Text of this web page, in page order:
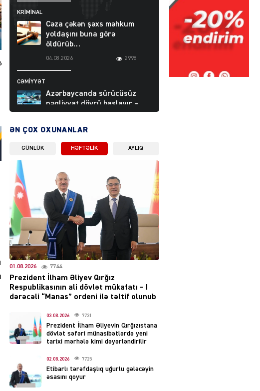
KRIMINAL
Cəza çəkən şəxs məhkum
yoldaşını buna görə
öldürüb…
04.08.2026 2998
CƏMIYYƏT
Azərbaycanda sürücüsüz
nəqliyyat dövrü başlayır –
BELƏ işləyəcək
04.08.2026
SIYASƏT
layihəsi ilə bağlı AÇIQLAMA
04.08.2026
DÜNYA
Müharibə Rusiyanın belini
bükür
04.08.2026 3998
ŞOU-BIZNES
Ekranlardan uzaq qalan
məşhur aktrisanın yeni
çıxdı
04.08.2026 2165
Hüseyn Həsənov haqqında
həbs qərarı verildi –
Milyonluq əmlakı müsadirə
ƏN ÇOX OXUNANLAR
GÜNLÜK HƏFTƏLIK AYLIQ
01.08.2026 7744
Prezident İlham Əliyev Qırğız
Respublikasının ali dövlət mükafatı – I
dərəcəli “Manas” ordeni ilə təltif olunub
03.08.2026 7731
Prezident İlham Əliyevin Qırğızıstana
dövlət səfəri münasibətlərdə yeni
tarixi mərhələ kimi dəyərləndirilir
02.08.2026 7725
Etibarlı tərəfdaşlıq uğurlu gələcəyin
əsasını qoyur